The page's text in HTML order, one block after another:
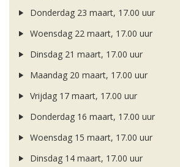
Donderdag 23 maart, 17.00 uur
Woensdag 22 maart, 17.00 uur
Dinsdag 21 maart, 17.00 uur
Maandag 20 maart, 17.00 uur
Vrijdag 17 maart, 17.00 uur
Donderdag 16 maart, 17.00 uur
Woensdag 15 maart, 17.00 uur
Dinsdag 14 maart, 17.00 uur